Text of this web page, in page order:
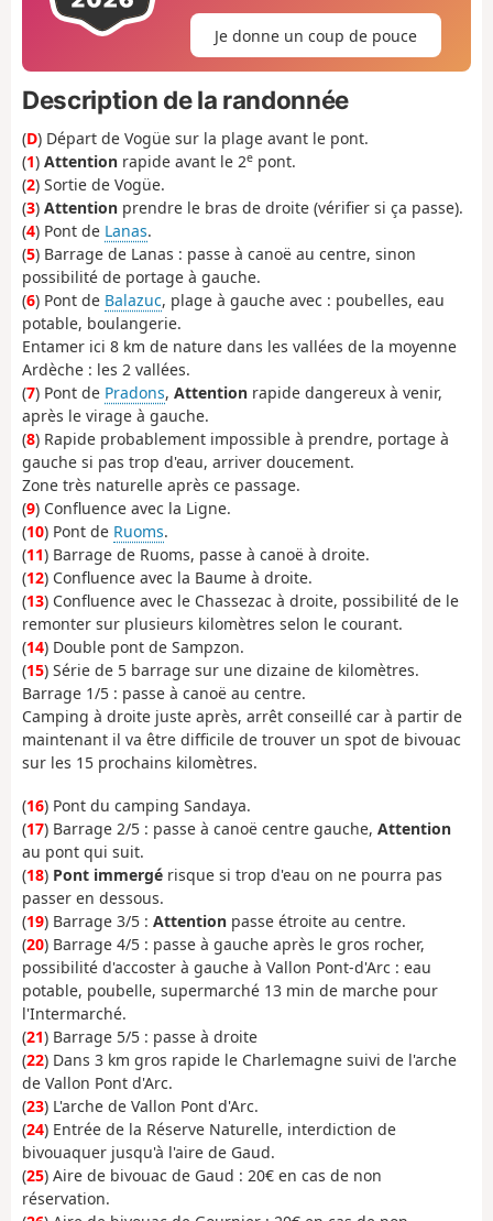
Je donne un coup de pouce
Description de la randonnée
(D) Départ de Vogüe sur la plage avant le pont.
(1) Attention rapide avant le 2e pont.
(2) Sortie de Vogüe.
(3) Attention prendre le bras de droite (vérifier si ça passe).
(4) Pont de Lanas.
(5) Barrage de Lanas : passe à canoë au centre, sinon
possibilité de portage à gauche.
(6) Pont de Balazuc, plage à gauche avec : poubelles, eau
potable, boulangerie.
Entamer ici 8 km de nature dans les vallées de la moyenne
Ardèche : les 2 vallées.
(7) Pont de Pradons, Attention rapide dangereux à venir,
après le virage à gauche.
(8) Rapide probablement impossible à prendre, portage à
gauche si pas trop d'eau, arriver doucement.
Zone très naturelle après ce passage.
(9) Confluence avec la Ligne.
(10) Pont de Ruoms.
(11) Barrage de Ruoms, passe à canoë à droite.
(12) Confluence avec la Baume à droite.
(13) Confluence avec le Chassezac à droite, possibilité de le
remonter sur plusieurs kilomètres selon le courant.
(14) Double pont de Sampzon.
(15) Série de 5 barrage sur une dizaine de kilomètres.
Barrage 1/5 : passe à canoë au centre.
Camping à droite juste après, arrêt conseillé car à partir de
maintenant il va être difficile de trouver un spot de bivouac
sur les 15 prochains kilomètres.
(16) Pont du camping Sandaya.
(17) Barrage 2/5 : passe à canoë centre gauche, Attention
au pont qui suit.
(18) Pont immergé risque si trop d'eau on ne pourra pas
passer en dessous.
(19) Barrage 3/5 : Attention passe étroite au centre.
(20) Barrage 4/5 : passe à gauche après le gros rocher,
possibilité d'accoster à gauche à Vallon Pont-d'Arc : eau
potable, poubelle, supermarché 13 min de marche pour
l'Intermarché.
(21) Barrage 5/5 : passe à droite
(22) Dans 3 km gros rapide le Charlemagne suivi de l'arche
de Vallon Pont d'Arc.
(23) L'arche de Vallon Pont d'Arc.
(24) Entrée de la Réserve Naturelle, interdiction de
bivouaquer jusqu'à l'aire de Gaud.
(25) Aire de bivouac de Gaud : 20€ en cas de non
réservation.